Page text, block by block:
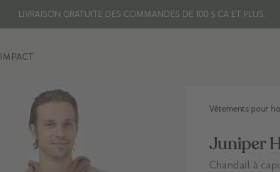
LIVRAISON GRATUITE DES COMMANDES DE 100 $ CA ET PLUS.
LIVRAISON GRATUITE DES COMMANDES DE 100 $ CA ET PLUS.
IMPACT
Vêtements pour
Juniper
Chandail à